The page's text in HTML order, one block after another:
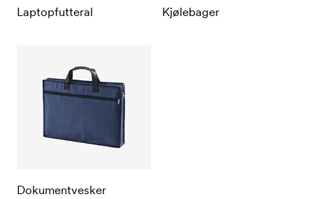
Laptopfutteral Kjølebager
Dokumentvesker